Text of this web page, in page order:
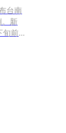
台南
新
旬前